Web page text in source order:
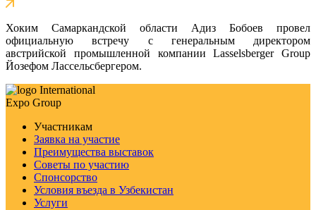
Хоким Самаркандской области Адиз Бобоев провел
официальную встречу с генеральным директором
австрийской промышленной компании Lasselsberger Group
Йозефом Лассельсбергером.
International
Expo Group
Участникам
Заявка на участие
Преимущества выставок
Советы по участию
Спонсорство
Условия въезда в Узбекистан
Услуги